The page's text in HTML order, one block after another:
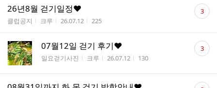
26년8월 걷기일정❤️
게시판명
클럽공지 작성자
크루 작성시간
26.07.12 조회수
225
댓
글 3
07월12일 걷기 후기❤️
게시판명
일요걷기사진 작성자
크루 작성시간
26.07.12 조회수
130
댓
글 3
댓